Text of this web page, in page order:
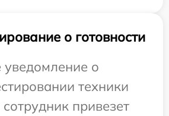
о готовности
о
техники
привезет